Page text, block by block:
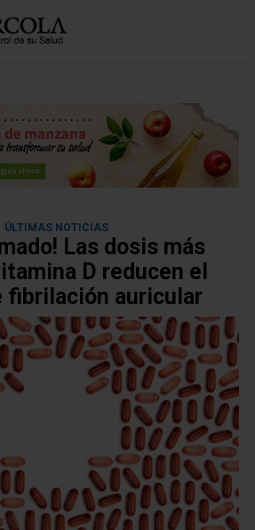
ÚLTIMAS NOTICIAS
Las dosis más
D reducen el
fibrilación auricular